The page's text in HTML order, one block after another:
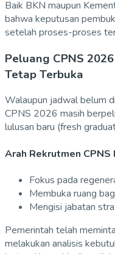
Baik BKN maupun
bahwa keputusan
setelah proses-proses
Peluang CPNS
Tetap Terbuka
Walaupun jadwal belum
CPNS 2026 masih
lulusan baru (fresh
Arah Rekrutmen CPNS
Fokus pada
Membuka ruang
Mengisi jabatan
Pemerintah telah
melakukan analisis